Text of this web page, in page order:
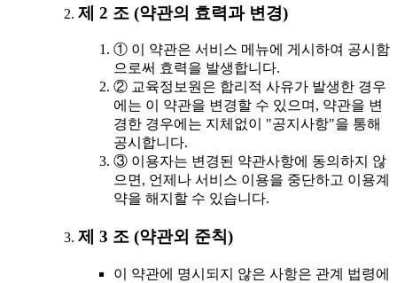
제 2 조 (약관의 효력과 변경)
① 이 약관은 서비스 메뉴에 게시하여 공시함
으로써 효력을 발생합니다.
② 교육정보원은 합리적 사유가 발생한 경우
에는 이 약관을 변경할 수 있으며, 약관을 변
경한 경우에는 지체없이 "공지사항"을 통해
공시합니다.
③ 이용자는 변경된 약관사항에 동의하지 않
으면, 언제나 서비스 이용을 중단하고 이용계
약을 해지할 수 있습니다.
제 3 조 (약관외 준칙)
이 약관에 명시되지 않은 사항은 관계 법령에